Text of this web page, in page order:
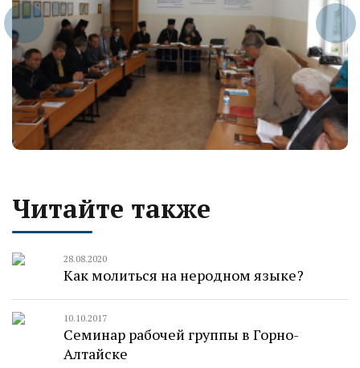
Читайте также
28.08.2020
Как молиться на неродном языке?
10.10.2017
Семинар рабочей группы в Горно-
Алтайске